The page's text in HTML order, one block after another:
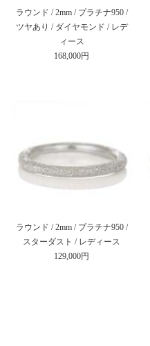
ラウンド / 2mm / プラチナ950 /
ツヤあり / ダイヤモンド / レデ
ィース
168,000円
ラウンド / 2mm / プラチナ950 /
スターダスト / レディース
129,000円